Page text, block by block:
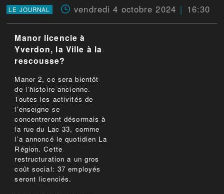
LE JOURNAL vendredi 4 octobre 2024 16:30
Manor licencie à
Yverdon, la Ville à la
rescousse?
Manor 2, ce sera bientôt
de l’histoire ancienne.
Toutes les activités de
l’enseigne se
concentreront désormais à
la rue du Lac 33, comme
l’a annoncé le quotidien La
Région. Cette
restructuration a un gros
coût social: 37 employés
seront licenciés.